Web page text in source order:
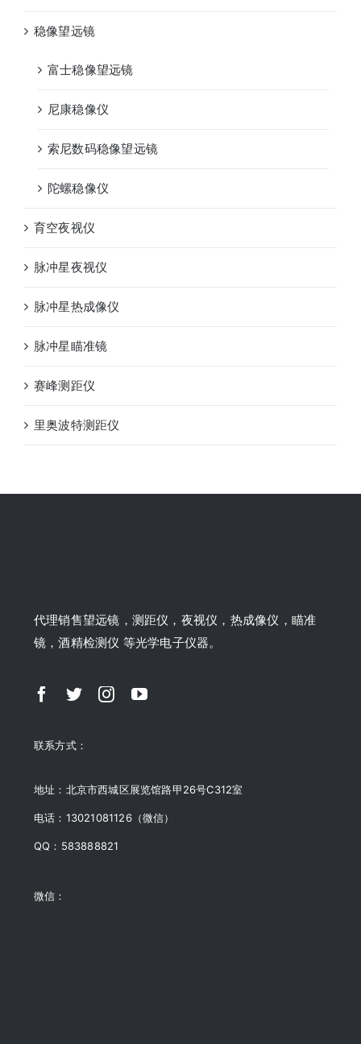
稳像望远镜
富士稳像望远镜
尼康稳像仪
索尼数码稳像望远镜
陀螺稳像仪
育空夜视仪
脉冲星夜视仪
脉冲星热成像仪
脉冲星瞄准镜
赛峰测距仪
里奥波特测距仪
代理销售望远镜，测距仪，夜视仪，热成像仪，瞄准
镜，酒精检测仪 等光学电子仪器。
联系方式：
地址：北京市西城区展览馆路甲26号C312室
电话：13021081126（微信）
QQ：583888821
微信：